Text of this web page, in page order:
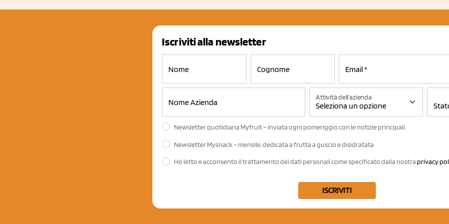
Iscriviti alla newsletter
Attività dell'azienda
Newsletter quotidiana Myfruit – inviata ogni pomeriggio con le notizie principali.
Newsletter Mysnack – mensile, dedicata a frutta a guscio e disidratata
Ho letto e acconsento il trattamento dei dati personali come specificato dalla nostra privacy
ISCRIVITI